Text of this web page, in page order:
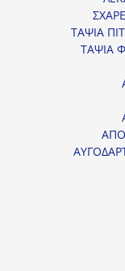
ΤΑΨΙΑ
ΤΑΨΙΑ